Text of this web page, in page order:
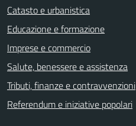
Catasto e urbanistica
Educazione e formazione
Imprese e commercio
Salute, benessere e assistenza
Tributi, finanze e contravvenzioni
Referendum e iniziative popolari